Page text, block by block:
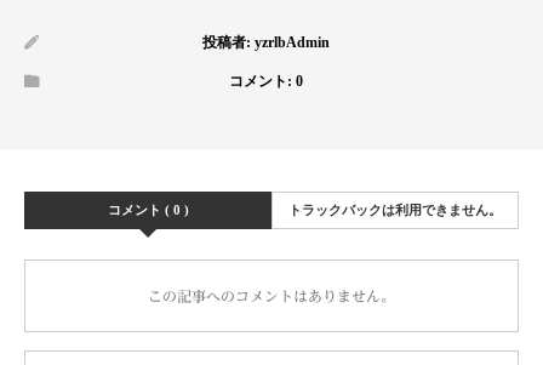
投稿者: yzrlbAdmin
コメント: 0
コメント ( 0 ) トラックバックは利用できません。
この記事へのコメントはありません。